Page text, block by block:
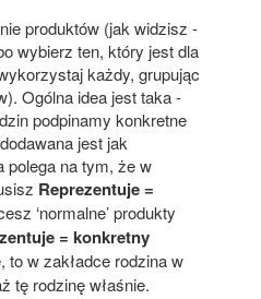
produktów (jak widzisz -
wybierz ten, który jest dla
każdy, grupując
Ogólna idea jest taka -
podpinamy konkretne
jest jak
polega na tym, że w
Reprezentuje =
‘normalne’ produkty
= konkretny
to w zakładce rodzina w
tę rodzinę właśnie.